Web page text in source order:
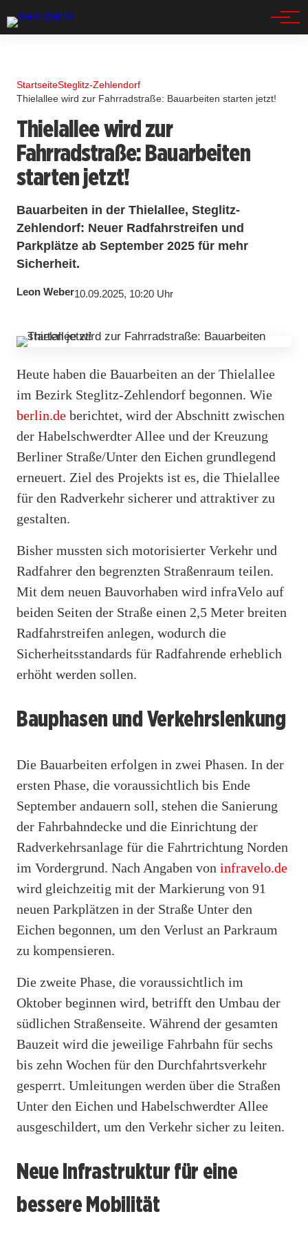
StartseiteSteglitz-Zehlendorf
Thielallee wird zur Fahrradstraße: Bauarbeiten starten jetzt!
Thielallee wird zur
Fahrradstraße: Bauarbeiten
starten jetzt!
Bauarbeiten in der Thielallee, Steglitz-
Zehlendorf: Neuer Radfahrstreifen und
Parkplätze ab September 2025 für mehr
Sicherheit.
Leon Weber10.09.2025, 10:20 Uhr
Heute haben die Bauarbeiten an der Thielallee
im Bezirk Steglitz-Zehlendorf begonnen. Wie
berlin.de berichtet, wird der Abschnitt zwischen
der Habelschwerdter Allee und der Kreuzung
Berliner Straße/Unter den Eichen grundlegend
erneuert. Ziel des Projekts ist es, die Thielallee
für den Radverkehr sicherer und attraktiver zu
gestalten.
Bisher mussten sich motorisierter Verkehr und
Radfahrer den begrenzten Straßenraum teilen.
Mit dem neuen Bauvorhaben wird infraVelo auf
beiden Seiten der Straße einen 2,5 Meter breiten
Radfahrstreifen anlegen, wodurch die
Sicherheitsstandards für Radfahrende erheblich
erhöht werden sollen.
Bauphasen und Verkehrslenkung
Die Bauarbeiten erfolgen in zwei Phasen. In der
ersten Phase, die voraussichtlich bis Ende
September andauern soll, stehen die Sanierung
der Fahrbahndecke und die Einrichtung der
Radverkehrsanlage für die Fahrtrichtung Norden
im Vordergrund. Nach Angaben von infravelo.de
wird gleichzeitig mit der Markierung von 91
neuen Parkplätzen in der Straße Unter den
Eichen begonnen, um den Verlust an Parkraum
zu kompensieren.
Die zweite Phase, die voraussichtlich im
Oktober beginnen wird, betrifft den Umbau der
südlichen Straßenseite. Während der gesamten
Bauzeit wird die jeweilige Fahrbahn für sechs
bis zehn Wochen für den Durchfahrtsverkehr
gesperrt. Umleitungen werden über die Straßen
Unter den Eichen und Habelschwerdter Allee
ausgeschildert, um den Verkehr sicher zu leiten.
Neue Infrastruktur für eine
bessere Mobilität